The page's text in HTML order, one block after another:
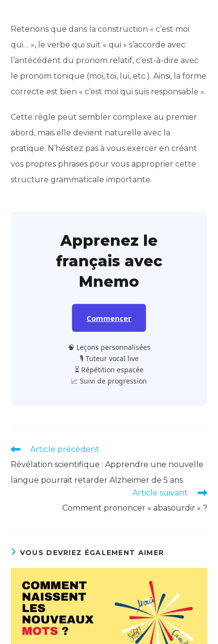
Retenons que dans la construction « c’est moi
qui… », le verbe qui suit « qui » s’accorde avec
l’antécédent du pronom relatif, c’est-à-dire avec
le pronom tonique (moi, toi, lui, etc.). Ainsi, la forme
correcte est bien « c’est moi qui suis responsable ».
Cette règle peut sembler complexe au premier
abord, mais elle devient naturelle avec la
pratique. N’hésitez pas à vous exercer en créant
vos propres phrases pour vous approprier cette
structure grammaticale importante.
Apprenez le
français avec
Mnemo
Commencer
🧠 Leçons personnalisées
🎙️ Tuteur vocal live
⏳ Répétition espacée
📈 Suivi de progression
Read
articles
Article précédent
Révélation scientifique : Apprendre une nouvelle
langue pourrait retarder Alzheimer de 5 ans
Article suivant
Comment prononcer « abasourdir » ?
VOUS DEVRIEZ ÉGALEMENT AIMER